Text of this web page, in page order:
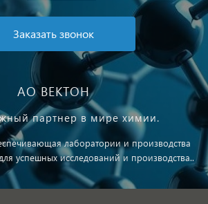
Заказать звонок
АО ВЕКТОН
партнер в мире химии.
лаборатории и производства
успешных исследований и производства..